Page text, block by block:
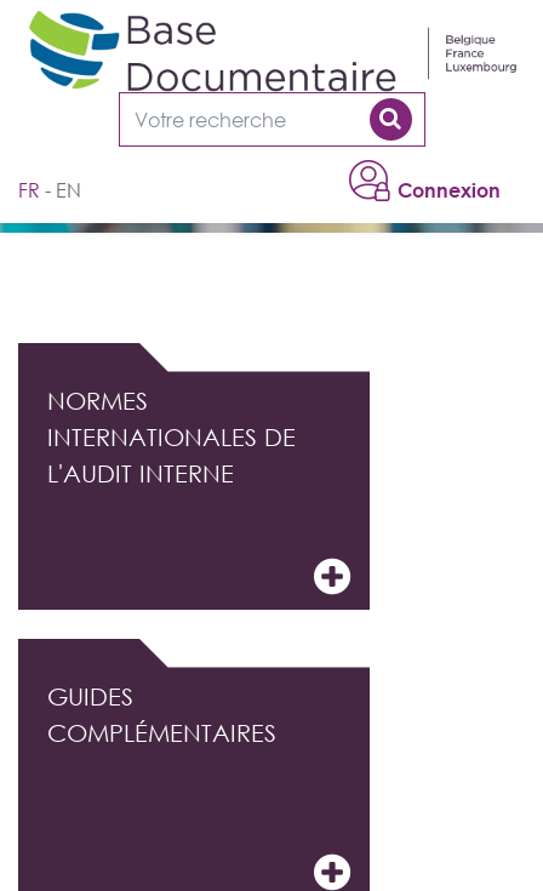
Connexion
FR EN
NORMES
INTERNATIONALES DE
L'AUDIT INTERNE
GUIDES
COMPLÉMENTAIRES
Cookies management panel